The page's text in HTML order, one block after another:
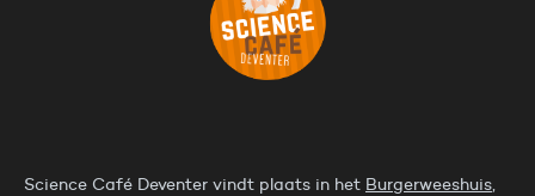
Science Café Deventer vindt plaats in het Burgerweeshuis